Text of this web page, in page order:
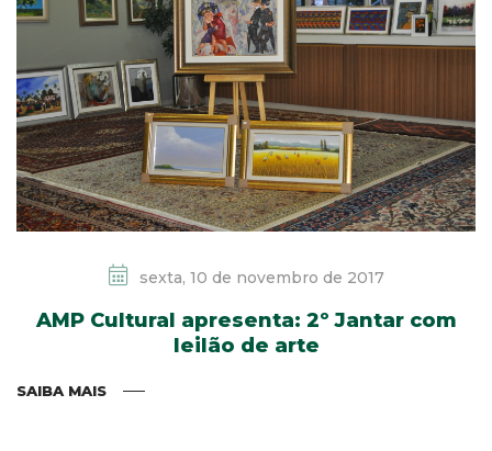
sexta, 10 de novembro de 2017
AMP Cultural apresenta: 2º Jantar com
leilão de arte
SAIBA MAIS